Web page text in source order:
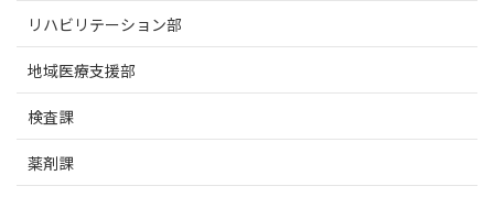
リハビリテーション部
地域医療支援部
検査課
薬剤課